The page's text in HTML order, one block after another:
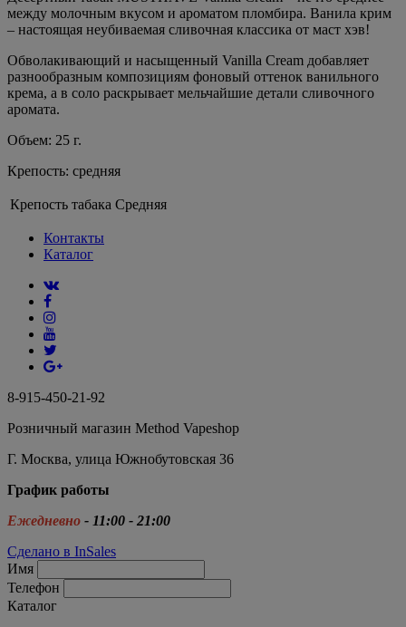
между молочным вкусом и ароматом пломбира. Ванила крим
– настоящая неубиваемая сливочная классика от маст хэв!
Обволакивающий и насыщенный Vanilla Cream добавляет
разнообразным композициям фоновый оттенок ванильного
крема, а в соло раскрывает мельчайшие детали сливочного
аромата.
Объем: 25 г.
Крепость: средняя
Крепость табака Средняя
Контакты
Каталог
8-915-450-21-92
Розничный магазин Method Vapeshop
Г. Москва, улица Южнобутовская 36
График работы
Ежедневно - 11:00 - 21:00
Сделано в InSales
Имя
Телефон
Каталог